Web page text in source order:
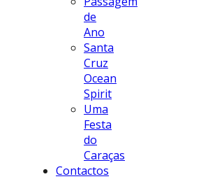
de
Ano
Santa
Cruz
Ocean
Spirit
Uma
Festa
do
Caraças
Contactos